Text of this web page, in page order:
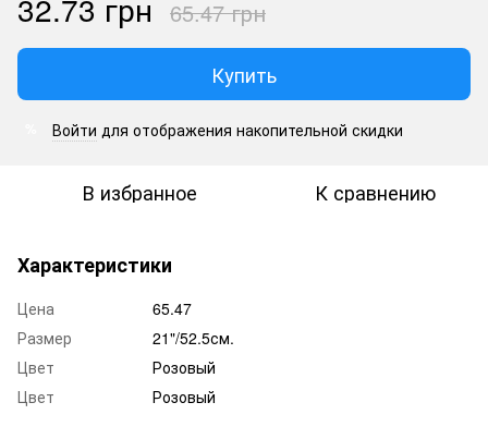
65.47 грн
Купить
Войти для отображения накопительной скидки
В избранное К сравнению
Характеристики
Цена
65.47
Размер
21"/52.5см.
Цвет
Розовый
Цвет
Розовый